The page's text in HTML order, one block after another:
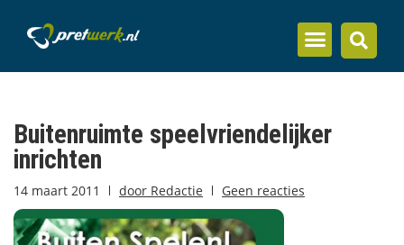
Buitenruimte speelvriendelijker
inrichten
14 maart 2011 door Redactie Geen reacties